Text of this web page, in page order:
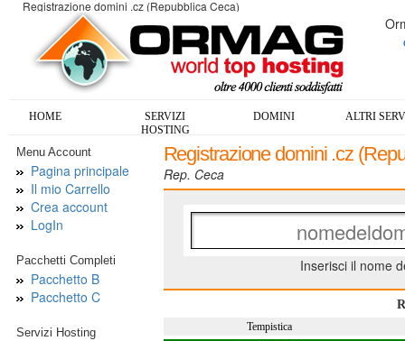
Registrazione domini .cz (Repubblica Ceca)
HOME
SERVIZI
HOSTING
DOMINI ALTRI
Menu Account
Pagina principale
Il mio Carrello
Crea account
LogIn
Pacchetti Completi
Pacchetto B
Pacchetto C
Servizi Hosting
Registrazione domini .cz
Rep. Ceca
Inserisci il nome
Tempistica